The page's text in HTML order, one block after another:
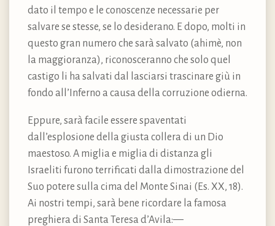
dato il tempo e le conoscenze necessarie per
salvare se stesse, se lo desiderano. E dopo, molti in
questo gran numero che sarà salvato (ahimè, non
la maggioranza), riconosceranno che solo quel
castigo li ha salvati dal lasciarsi trascinare giù in
fondo all’Inferno a causa della corruzione odierna.
Eppure, sarà facile essere spaventati
dall’esplosione della giusta collera di un Dio
maestoso. A miglia e miglia di distanza gli
Israeliti furono terrificati dalla dimostrazione del
Suo potere sulla cima del Monte Sinai (Es. XX, 18).
Ai nostri tempi, sarà bene ricordare la famosa
preghiera di Santa Teresa d’Avila:—